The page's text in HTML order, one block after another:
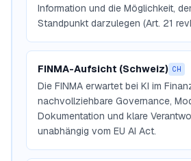
Information und die Möglichkeit,
Standpunkt darzulegen (Art. 21
FINMA-Aufsicht (Schweiz) CH
Die FINMA erwartet bei KI im
nachvollziehbare Governance,
Dokumentation und klare
unabhängig vom EU AI Act.